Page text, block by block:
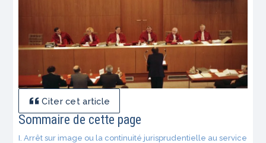
Citer cet article
Sommaire de cette page
I. Arrêt sur image ou la continuité jurisprudentielle au service